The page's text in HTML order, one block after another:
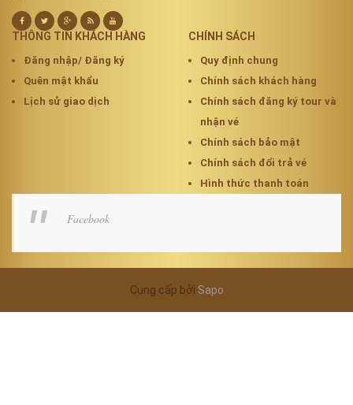
THÔNG TIN KHÁCH HÀNG
Đăng nhập/ Đăng ký
Quên mật khẩu
Lịch sử giao dịch
CHÍNH SÁCH
Quy định chung
Chính sách khách hàng
Chính sách đăng ký tour và
nhận vé
Chính sách bảo mật
Chính sách đổi trả vé
Hình thức thanh toán
Facebook
Cung cấp bởi Sapo